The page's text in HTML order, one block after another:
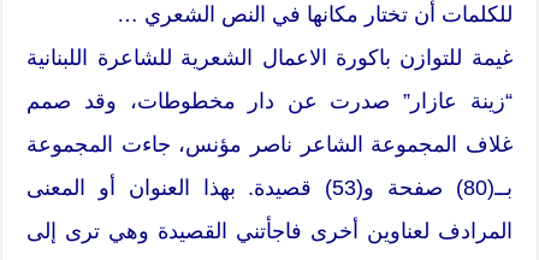
للكلمات أن تختار مكانها في النص الشعري …
غيمة للتوازن باكورة الاعمال الشعرية للشاعرة اللبنانية
“زينة عازار” صدرت عن دار مخطوطات، وقد صمم
غلاف المجموعة الشاعر ناصر مؤنس، جاءت المجموعة
بــ(80) صفحة و(53) قصيدة. بهذا العنوان أو المعنى
المرادف لعناوين أخرى فاجأتني القصيدة وهي ترى إلى